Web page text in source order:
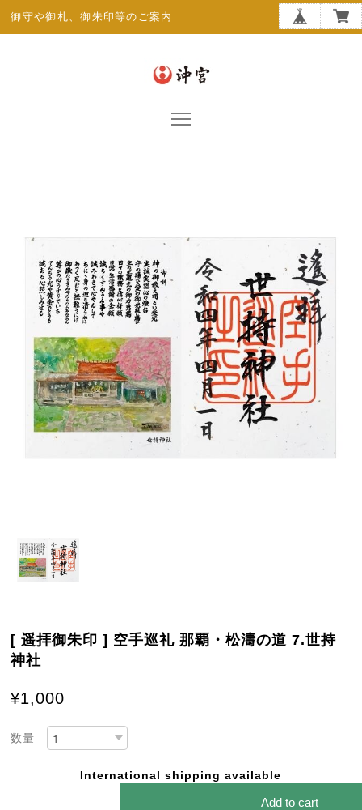
御守や御札、御朱印等のご案内
[ 遥拝御朱印 ] 空手巡礼 那覇・松濤の道 7.世持
神社
¥1,000
数量
International shipping available
Add to cart